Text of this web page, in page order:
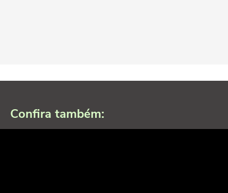
Confira também: